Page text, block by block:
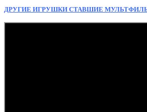
ДРУГИЕ ИГРУШКИ СТАВШИЕ